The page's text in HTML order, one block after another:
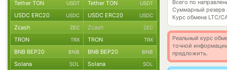
Всего по
Суммарный резерв
Курс обмена LTC/
Реальный курс
точной
предложить.
Tether TON USDT Tether TON USDT
USDC ERC20 USDC USDC ERC20 USDC
Zcash ZEC Zcash ZEC
TRON TRX TRON TRX
BNB BEP20 BNB BNB BEP20 BNB
Solana SOL Solana SOL